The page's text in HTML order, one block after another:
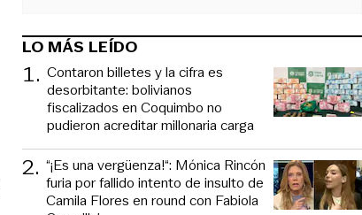
LO MÁS LEÍDO
1. Contaron billetes y la cifra es
desorbitante: bolivianos
fiscalizados en Coquimbo no
pudieron acreditar millonaria carga
2. “¡Es una vergüenza!“: Mónica Rincón
furia por fallido intento de insulto de
Camila Flores en round con Fabiola